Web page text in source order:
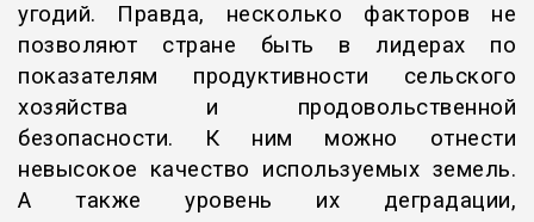
угодий. Правда, несколько факторов не
позволяют стране быть в лидерах по
показателям продуктивности сельского
хозяйства и продовольственной
безопасности. К ним можно отнести
невысокое качество используемых земель.
А также уровень их деградации,